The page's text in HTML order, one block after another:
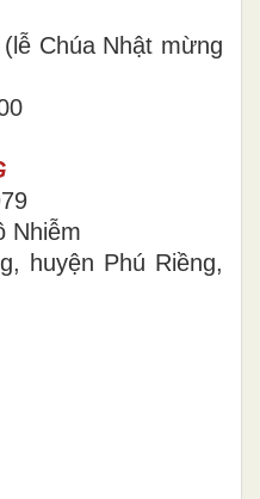
Chúa Nhật mừng
Nhiễm
huyện Phú Riềng,